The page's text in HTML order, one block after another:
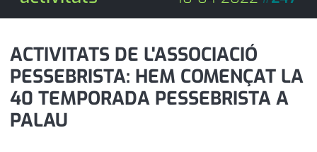
empresa
entrevista
contacte
farmàcies
ACTIVITATS DE L'ASSOCIACIÓ
PESSEBRISTA: HEM COMENÇAT LA
40 TEMPORADA PESSEBRISTA A
PALAU